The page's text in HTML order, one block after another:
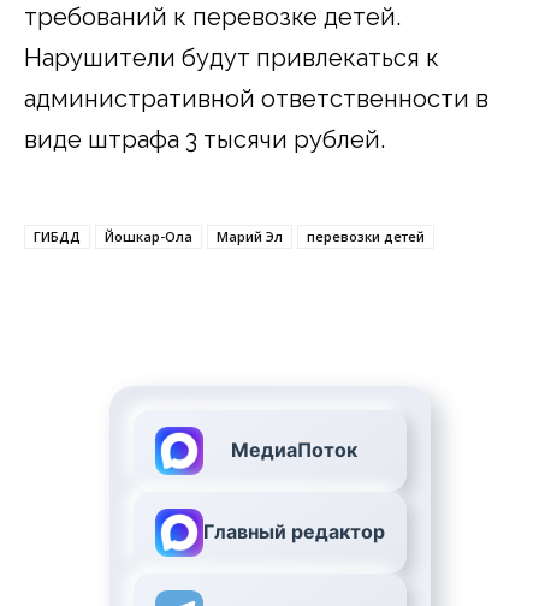
требований к перевозке детей.
Нарушители будут привлекаться к
административной ответственности в
виде штрафа 3 тысячи рублей.
ГИБДД Йошкар-Ола Марий Эл перевозки детей
МедиаПоток
Главный редактор